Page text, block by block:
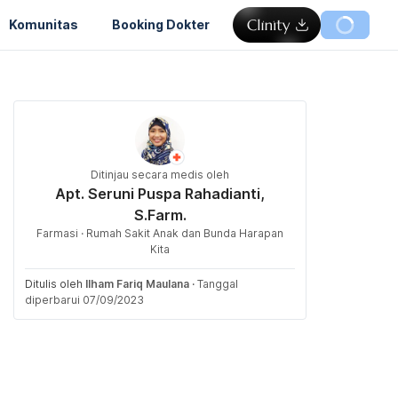
Komunitas Booking Dokter
Ditinjau secara medis oleh
Apt. Seruni Puspa Rahadianti,
S.Farm.
Farmasi · Rumah Sakit Anak dan Bunda Harapan
Kita
Ditulis oleh Ilham Fariq Maulana · Tanggal
diperbarui 07/09/2023